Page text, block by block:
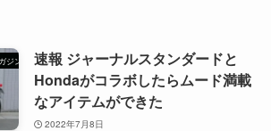
ジン
速報 ジャーナルスタンダードと
Hondaがコラボしたらムード満載
なアイテムができた
2022年7月8日